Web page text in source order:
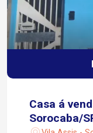
Casa á
Sorocaba/